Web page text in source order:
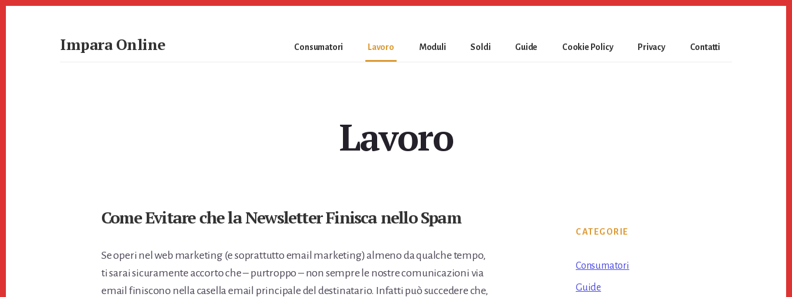
Impara Online Consumatori Lavoro Moduli Soldi Guide Cookie Policy Privacy Contatti
Lavoro
Come Evitare che la Newsletter Finisca nello Spam
Se operi nel web marketing (e soprattutto email marketing) almeno da qualche tempo,
ti sarai sicuramente accorto che – purtroppo – non sempre le nostre comunicazioni via
email finiscono nella casella email principale del destinatario. Infatti può succedere che,
Primary
Sidebar
CATEGORIE
Consumatori
Guide